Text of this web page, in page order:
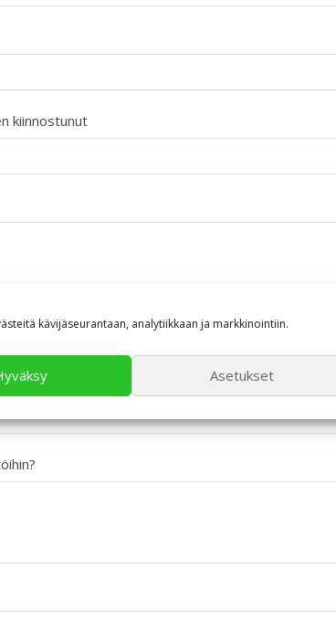
kävijäseurantaan, analytiikkaan ja markkinointiin.
Asetukset
kiinnostunut